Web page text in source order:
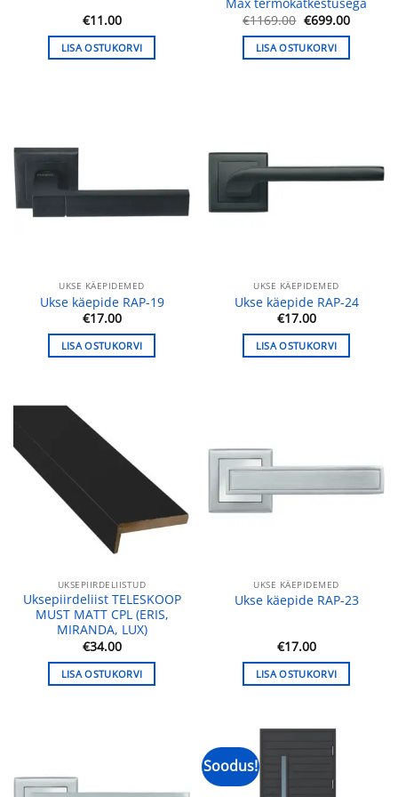
€11.00
LISA OSTUKORVI
Max termokatkestusega
€1169.00 Algne
hind
oli:
€1169.00.
€699.00
hind
LISA OSTUKORVI
UKSE KÄEPIDEMED
Ukse käepide RAP-19
€17.00
LISA OSTUKORVI
UKSE KÄEPIDEMED
Ukse käepide RAP-24
€17.00
LISA OSTUKORVI
UKSEPIIRDELIISTUD
Uksepiirdeliist TELESKOOP
MUST MATT CPL (ERIS,
MIRANDA, LUX)
€34.00
LISA OSTUKORVI
UKSE KÄEPIDEMED
Ukse käepide RAP-23
€17.00
LISA OSTUKORVI
Soodus!